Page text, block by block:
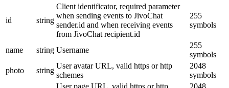
id string
Client identificator, required parameter
when sending events to JivoChat
sender.id and when receiving events
from JivoChat recipient.id
255
symbols
name string Username
255
symbols
photo
string
User avatar URL, valid https or http
schemes
2048
symbols
User page URL, valid https or http
2048